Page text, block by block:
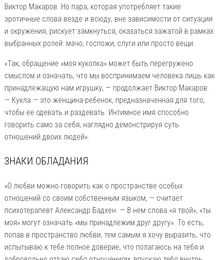
Виктор Макаров. Но пара, которая употребляет такие
эротичные слова везде и всюду, вне зависимости от ситуации
и окружения, рискует замкнуться, оказаться зажатой в рамках
выбранных ролей: мачо, госпожи, слуги или просто вещи.
«Так, обращение «моя куколка» может быть перегружено
смыслом и означать, что мы воспринимаем человека лишь как
принадлежащую нам игрушку, — продолжает Виктор Макаров.
— Кукла — это женщина-ребенок, предназначенная для того,
чтобы ее одевать и раздевать. Интимное имя способно
говорить само за себя, наглядно демонстрируя суть
отношений двоих людей».
ЗНАКИ ОБЛАДАНИЯ
«О любви можно говорить как о пространстве особых
отношений со своим собственным языком, — считает
психотерапевт Александр Бадхен. — В нем слова «я твой», «ты
моя» могут означать «мы принадлежим друг другу». То есть,
попав в пространство любви, тем самым я хочу выразить, что
испытываю к тебе полное доверие, что полагаюсь на тебя и